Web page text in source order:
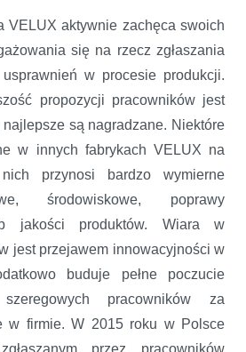
VELUX aktywnie zachęca swoich
się na rzecz zgłaszania
w procesie produkcji.
propozycji pracowników jest
są nagradzane. Niektóre
w innych fabrykach VELUX na
przynosi bardzo wymierne
środowiskowe, poprawy
jakości produktów. Wiara w
jest przejawem innowacyjności w
buduje pełne poczucie
szeregowych pracowników za
w firmie. W 2015 roku w Polsce
przez pracowników